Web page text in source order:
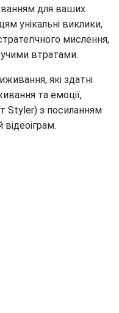
для ваших
унікальні виклики,
мислення,
втратами.
які здатні
та емоції,
Styler) з посиланням